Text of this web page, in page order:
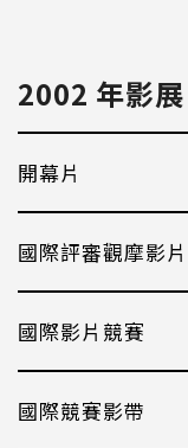
2002 年影展
開幕片
國際評審觀摩影片
國際影片競賽
國際競賽影帶